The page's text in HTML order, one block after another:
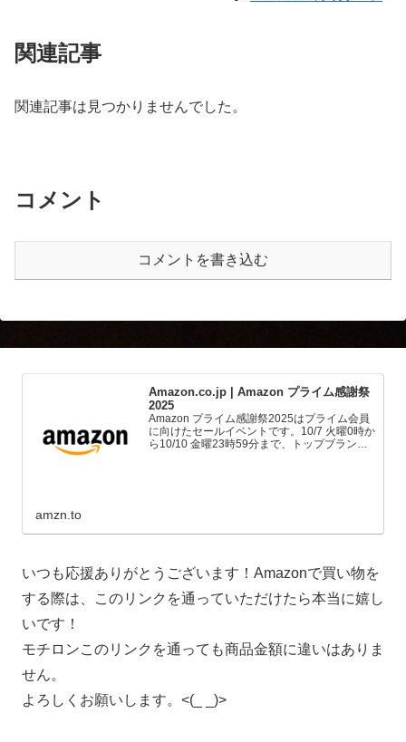
関連記事
関連記事は見つかりませんでした。
コメント
コメントを書き込む
Amazon.co.jp | Amazon プライム感謝祭
2025
Amazon プライム感謝祭2025はプライム会員
に向けたセールイベントです。10/7 火曜0時か
ら10/10 金曜23時59分まで、トップブランド
amzn.to
いつも応援ありがとうございます！Amazonで買い物を
する際は、このリンクを通っていただけたら本当に嬉し
いです！
モチロンこのリンクを通っても商品金額に違いはありま
せん。
よろしくお願いします。<(_ _)>